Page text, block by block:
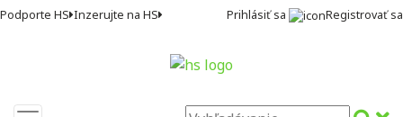
Podporte HS Inzerujte na HS Prihlásiť sa Registrovať sa